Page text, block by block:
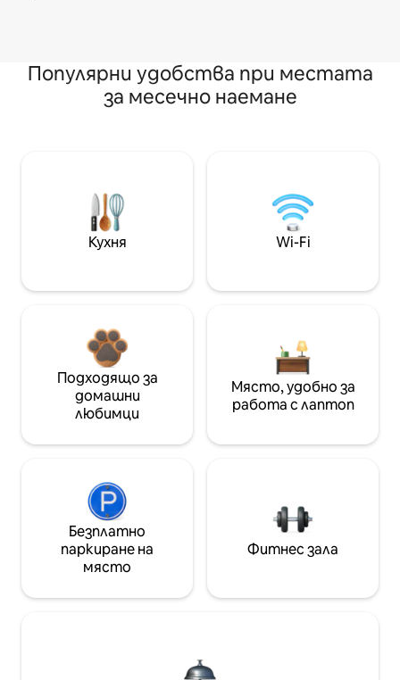
Популярни удобства при местата
за месечно наемане
Кухня Wi-Fi
Подходящо за
домашни
любимци
Място, удобно за
работа с лаптоп
Безплатно
паркиране на
място
Фитнес зала